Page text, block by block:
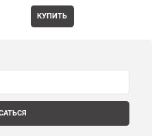
КУПИТЬ